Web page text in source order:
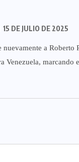
15 DE JULIO DE 2025
nuevamente a Roberto
Venezuela, marcando